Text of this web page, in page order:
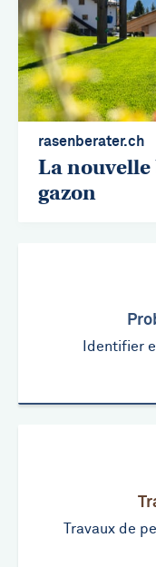
rasenberater.ch
La nouvelle
gazon
Identifier
Travaux de